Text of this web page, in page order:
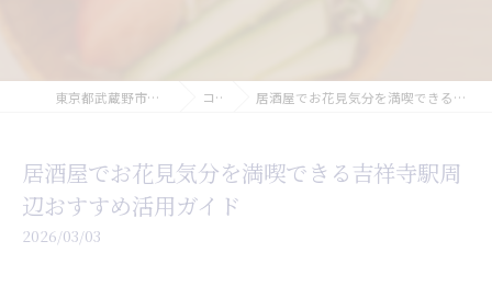
東京都武蔵野市の居酒屋ならもも吉 コラム 居酒屋でお花見気分を満喫できる吉祥寺駅周辺おすすめ活用ガイド
居酒屋でお花見気分を満喫できる吉祥寺駅周
辺おすすめ活用ガイド
2026/03/03